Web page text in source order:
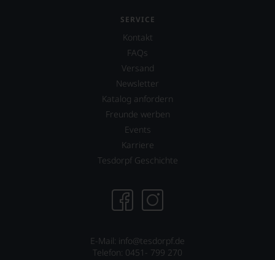
SERVICE
Kontakt
FAQs
Versand
Newsletter
Katalog anfordern
Freunde werben
Events
Karriere
Tesdorpf Geschichte
E-Mail: info@tesdorpf.de
Telefon: 0451- 799 270